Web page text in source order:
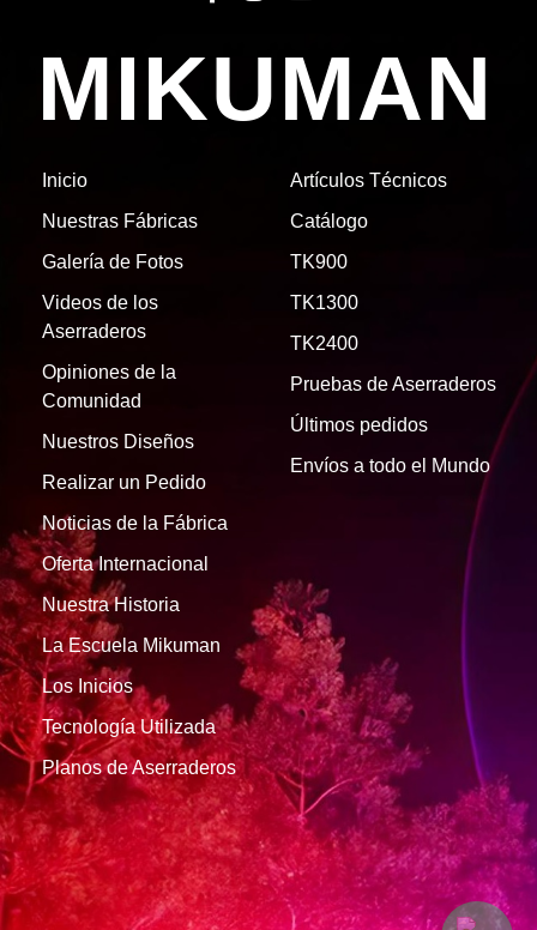
MIKUMAN
Inicio
Nuestras Fábricas
Galería de Fotos
Videos de los
Aserraderos
Opiniones de la
Comunidad
Nuestros Diseños
Realizar un Pedido
Noticias de la Fábrica
Artículos Técnicos
Catálogo
TK900
TK1300
TK2400
Pruebas de Aserraderos
Últimos pedidos
Envíos a todo el Mundo
Oferta Internacional
Nuestra Historia
La Escuela Mikuman
Los Inicios
Tecnología Utilizada
Planos de Aserraderos